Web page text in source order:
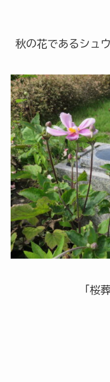
秋の花であるシュ
「桜